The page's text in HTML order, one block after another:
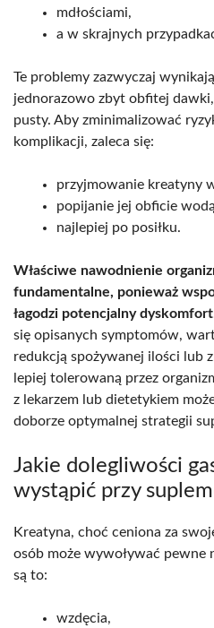
mdłościami,
a w skrajnych
Te problemy zazwyczaj
jednorazowo zbyt obfitej dawki,
pusty. Aby zminimalizować
komplikacji, zaleca się:
przyjmowanie kreatyny
popijanie jej obficie
najlepiej po posiłku.
Właściwe nawodnienie
fundamentalne, ponieważ
łagodzi potencjalny dyskomfort
się opisanych symptomów,
redukcją spożywanej ilości lub
lepiej tolerowaną przez
z lekarzem lub dietetykiem
doborze optymalnej strategii
Jakie dolegliwości
wystąpić przy
Kreatyna, choć ceniona za
osób może wywoływać pewne
są to:
wzdęcia,